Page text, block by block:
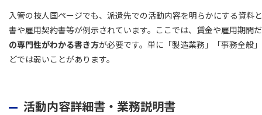
入管の技人国ページでも、派遣先での活動内容を明らかにする資料
書や雇用契約書等が例示されています。ここでは、賃金や雇用期間
の専門性がわかる書き方が必要です。単に「製造業務」「事務全般
どでは弱いことがあります。
活動内容詳細書・業務説明書